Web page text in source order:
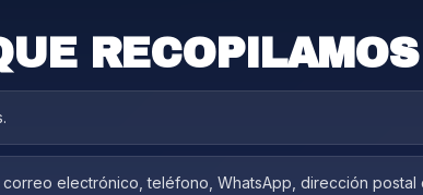
RECOPILAMOS
electrónico, teléfono, WhatsApp, dirección postal